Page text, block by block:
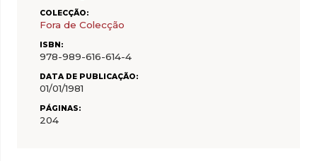
COLECÇÃO:
Fora de Colecção
ISBN:
978-989-616-614-4
DATA DE PUBLICAÇÃO:
01/01/1981
PÁGINAS:
204